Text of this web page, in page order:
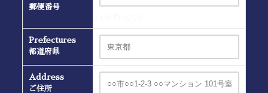
郵便番号
Prefectures
都道府県
Address
ご住所